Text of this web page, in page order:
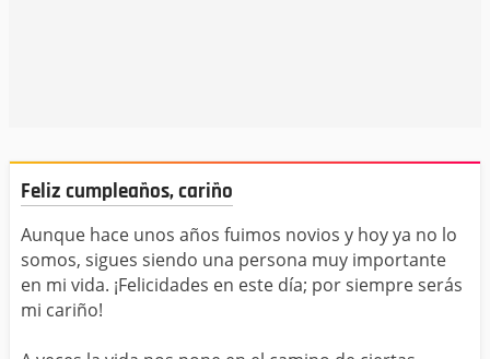
Feliz cumpleaños, cariño
Aunque hace unos años fuimos novios y hoy ya no lo
somos, sigues siendo una persona muy importante
en mi vida. ¡Felicidades en este día; por siempre serás
mi cariño!